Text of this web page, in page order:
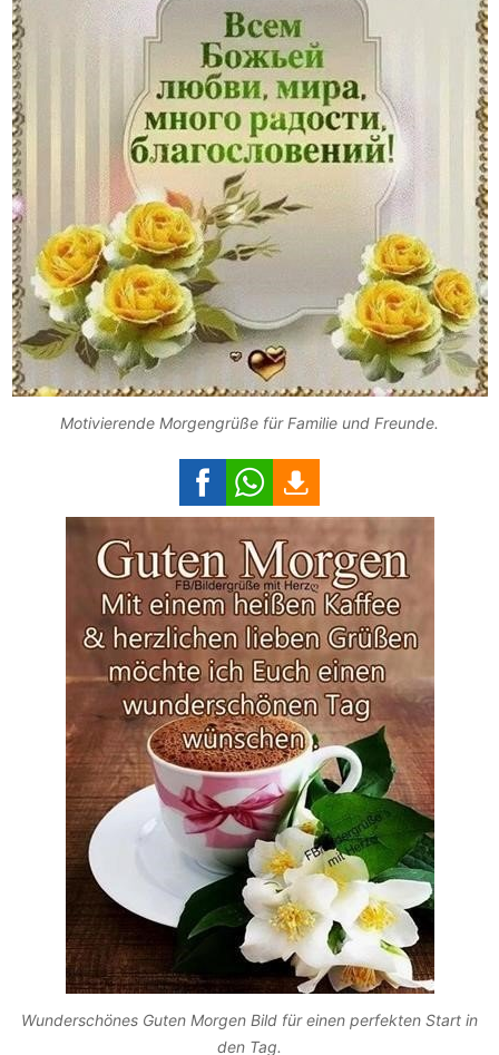
Motivierende Morgengrüße für Familie und Freunde.
Wunderschönes Guten Morgen Bild für einen perfekten Start in
den Tag.